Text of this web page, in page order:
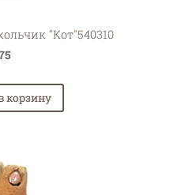
"Кот"540310
корзину